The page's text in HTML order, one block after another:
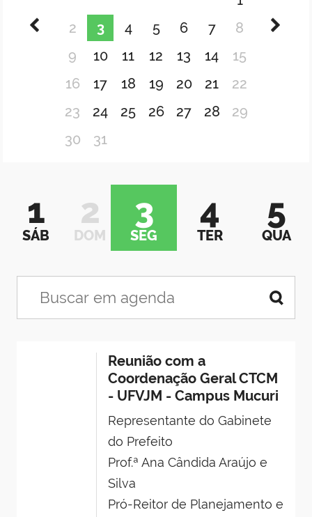
2
3 4 5 6 7
8
9
10 11 12 13 14
15
16
17 18 19 20 21
22
23
24 25 26 27 28
29
30
31
1
SÁB
2
DOM
3
SEG
4
TER
5
QUA
Reunião com a
Coordenação Geral CTCM
- UFVJM - Campus Mucuri
Representante do Gabinete
do Prefeito
Prof.ª Ana Cândida Araújo e
Silva
Pró-Reitor de Planejamento e